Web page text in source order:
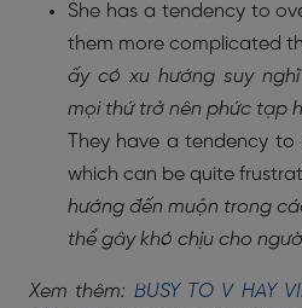
She has a tendency to
them more complicated
ấy có xu hướng suy
mọi thứ trở nên phức tạp
They have a tendency
which can be quite
hướng đến muộn trong
thể gây khó chịu cho
Xem thêm: BUSY TO V HAY